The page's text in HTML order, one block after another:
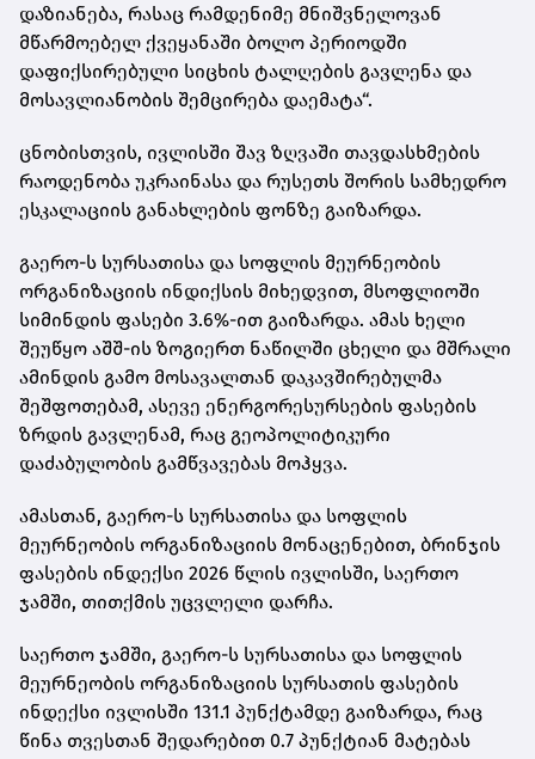
დაზიანება, რასაც რამდენიმე მნიშვნელოვან
მწარმოებელ ქვეყანაში ბოლო პერიოდში
დაფიქსირებული სიცხის ტალღების გავლენა და
მოსავლიანობის შემცირება დაემატა“.
ცნობისთვის, ივლისში შავ ზღვაში თავდასხმების
რაოდენობა უკრაინასა და რუსეთს შორის სამხედრო
ესკალაციის განახლების ფონზე გაიზარდა.
გაერო-ს სურსათისა და სოფლის მეურნეობის
ორგანიზაციის ინდიქსის მიხედვით, მსოფლიოში
სიმინდის ფასები 3.6%-ით გაიზარდა. ამას ხელი
შეუწყო აშშ-ის ზოგიერთ ნაწილში ცხელი და მშრალი
ამინდის გამო მოსავალთან დაკავშირებულმა
შეშფოთებამ, ასევე ენერგორესურსების ფასების
ზრდის გავლენამ, რაც გეოპოლიტიკური
დაძაბულობის გამწვავებას მოჰყვა.
ამასთან, გაერო-ს სურსათისა და სოფლის
მეურნეობის ორგანიზაციის მონაცენებით, ბრინჯის
ფასების ინდექსი 2026 წლის ივლისში, საერთო
ჯამში, თითქმის უცვლელი დარჩა.
საერთო ჯამში, გაერო-ს სურსათისა და სოფლის
მეურნეობის ორგანიზაციის სურსათის ფასების
ინდექსი ივლისში 131.1 პუნქტამდე გაიზარდა, რაც
წინა თვესთან შედარებით 0.7 პუნქტიან მატებას